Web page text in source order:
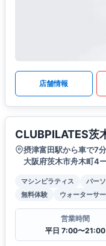
店舗情報
CLUBPILATES茨
摂津富田駅から車で7分
大阪府茨木市舟木町4
マシンピラティス パー
無料体験
ウォーターサ
営業時間
平日 7:00〜21:00